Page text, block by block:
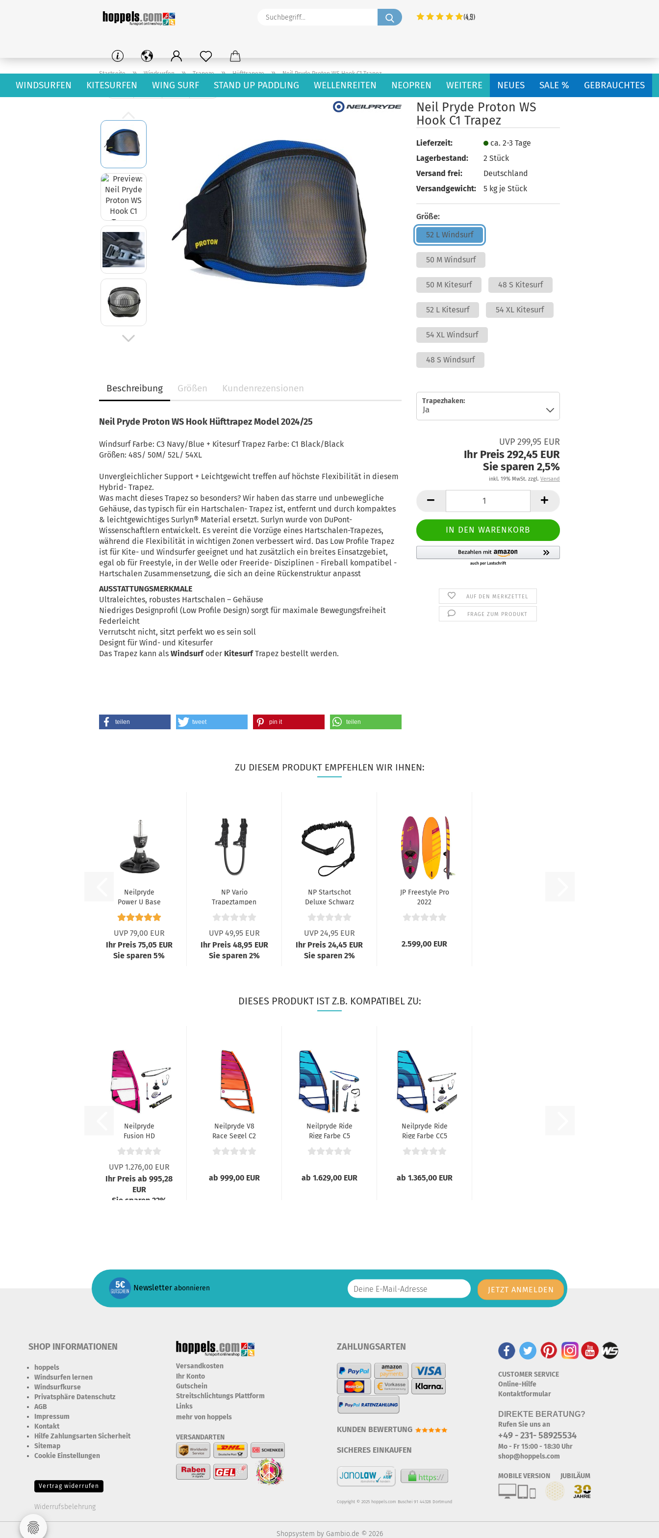
Suchbegriff...
WINDSURFEN KITESURFEN WING SURF STAND UP PADDLING WELLENREITEN NEOPREN NEUES SALE % GEBRAUCHTES
WEITERE
Startseite » Windsurfen » Trapeze » Hüfttrapeze » Neil Pryde Proton WS Hook C1 Trapez
Neil Pryde Proton WS
Hook C1 Trapez
Lieferzeit:
ca. 2-3 Tage
Lagerbestand:
2 Stück
Versand frei:
Deutschland
Versandgewicht:
5kg je Stück
Größe:
52 L Windsurf
50 M Windsurf
50 M Kitesurf 48 S Kitesurf
52 L Kitesurf 54 XL Kitesurf
54 XL Windsurf
48 S Windsurf
Trapezhaken:
UVP 299,95 EUR
Ihr Preis 292,45 EUR
Sie sparen 2,5%
inkl. 19% MwSt. zzgl. Versand
AUF DEN MERKZETTEL
FRAGE ZUM PRODUKT
Beschreibung Größen Kundenrezensionen
Neil Pryde Proton WS Hook Hüfttrapez Model 2024/25
Windsurf Farbe: C3 Navy/Blue + Kitesurf Trapez Farbe: C1 Black/Black
Größen: 48S/ 50M/ 52L/ 54XL
Unvergleichlicher Support + Leichtgewicht treffen auf höchste Flexibilität in diesem
Hybrid- Trapez.
Was macht dieses Trapez so besonders? Wir haben das starre und unbewegliche
Gehäuse, das typisch für ein Hartschalen- Trapez ist, entfernt und durch kompaktes
& leichtgewichtiges Surlyn® Material ersetzt. Surlyn wurde von DuPont-
Wissenschaftlern entwickelt. Es vereint die Vorzüge eines Hartschalen-Trapezes,
während die Flexibilität in wichtigen Zonen verbessert wird. Das Low Profile Trapez
ist für Kite- und Windsurfer geeignet und hat zusätzlich ein breites Einsatzgebiet,
egal ob für Freestyle, in der Welle oder Freeride- Disziplinen - Fireball kompatibel -
Hartschalen Zusammensetzung, die sich an deine Rückenstruktur anpasst
AUSSTATTUNGSMERKMALE
Ultraleichtes, robustes Hartschalen – Gehäuse
Niedriges Designprofil (Low Profile Design) sorgt für maximale Bewegungsfreiheit
Federleicht
Verrutscht nicht, sitzt perfekt wo es sein soll
Designt für Wind- und Kitesurfer
Das Trapez kann als Windsurfoder KitesurfTrapez bestellt werden.
teilen tweet pin it teilen
ZU DIESEM PRODUKT EMPFEHLEN WIR IHNEN:
Neilpryde
Power U Base
UVP 79,00 EUR
Ihr Preis 75,05 EUR
Sie sparen 5%
NP Vario
Trapeztampen
Schwarz
UVP 49,95 EUR
Ihr Preis 48,95 EUR
Sie sparen 2%
NP Startschot
Deluxe Schwarz
UVP 24,95 EUR
Ihr Preis 24,45 EUR
Sie sparen 2%
JP Freestyle Pro
2022
2.599,00 EUR
DIESES PRODUKT IST Z.B. KOMPATIBEL ZU:
Neilpryde
Fusion HD
Freeride Rig
Farbe C2...
UVP 1.276,00 EUR
Ihr Preis ab 995,28
EUR
Sie sparen 22%
Neilpryde V8
Race Segel C2
Orange 024
ab 999,00 EUR
Neilpryde Ride
Rigg Farbe C5
2023
ab 1.629,00 EUR
Neilpryde Ride
Rigg Farbe CC5
2023
ab 1.365,00 EUR
Newsletter abonnieren
SHOP INFORMATIONEN
hoppels
Windsurfen lernen
Windsurfkurse
Privatsphäre Datenschutz
AGB
Impressum
Kontakt
Hilfe Zahlungsarten Sicherheit
Sitemap
Cookie Einstellungen
Vertrag widerrufen
Widerrufsbelehrung
Versandkosten
Ihr Konto
Gutschein
Streitschlichtungs Plattform
Links
mehr von hoppels
VERSANDARTEN
ZAHLUNGSARTEN
KUNDEN BEWERTUNG
SICHERES EINKAUFEN
Copyright © 2025 hoppels.com Buschei 91 44328 Dortmund
CUSTOMER SERVICE
Online-Hilfe
Kontaktformular
DIREKTE BERATUNG?
Rufen Sie uns an
+49 - 231- 58925534
Mo - Fr 15:00 - 18:30 Uhr
shop@hoppels.com
MOBILE VERSION JUBILÄUM
Shopsystem by Gambio.de © 2026